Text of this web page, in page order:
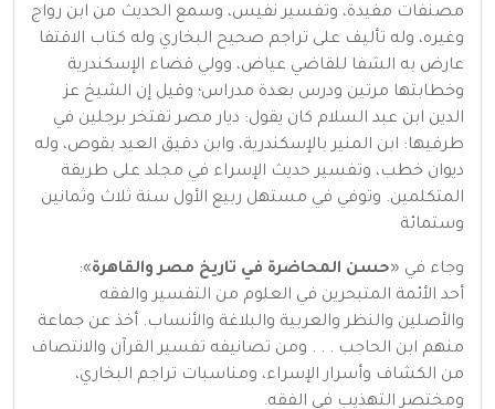
مصنفات مفيدة، وتفسير نفيس، وسمع الحديث من ابن رواج
وغيره، وله تأليف على تراجم صحيح البخاري وله كتاب الاقتفا
عارض به الشفا للقاضي عياض، وولي قضاء الإسكندرية
وخطابتها مرتين ودرس بعدة مدراس؛ وقيل إن الشيخ عز
الدين ابن عبد السلام كان يقول: ديار مصر تفتخر برجلين في
طرفيها: ابن المنير بالإسكندرية، وابن دقيق العيد بقوص، وله
ديوان خطب، وتفسير حديث الإسراء في مجلد على طريقة
المتكلمين. وتوفي في مستهل ربيع الأول سنة ثلاث وثمانين
وستمائة
وجاء في «حسن المحاضرة في تاريخ مصر والقاهرة»:
أحد الأئمة المتبحرين في العلوم من التفسير والفقه
والأصلين والنظر والعربية والبلاغة والأنساب. أخذ عن جماعة
منهم ابن الحاجب . . . ومن تصانيفه تفسير القرآن والانتصاف
من الكشاف وأسرار الإسراء، ومناسبات تراجم البخاري،
ومختصر التهذيب في الفقه.